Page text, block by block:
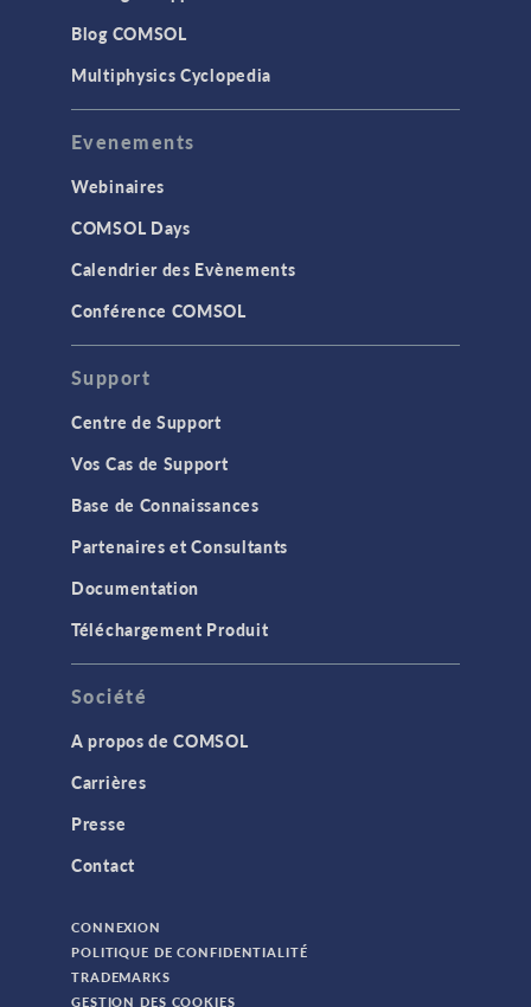
Blog COMSOL
Multiphysics Cyclopedia
Evenements
Webinaires
COMSOL Days
Calendrier des Evènements
Conférence COMSOL
Support
Centre de Support
Vos Cas de Support
Base de Connaissances
Partenaires et Consultants
Documentation
Téléchargement Produit
Société
A propos de COMSOL
Carrières
Presse
Contact
CONNEXION
POLITIQUE DE CONFIDENTIALITÉ
TRADEMARKS
GESTION DES COOKIES